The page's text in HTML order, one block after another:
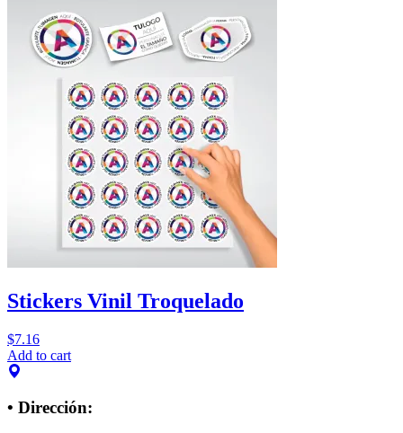
Stickers Vinil Troquelado
$7.16
Add to cart
• Dirección: